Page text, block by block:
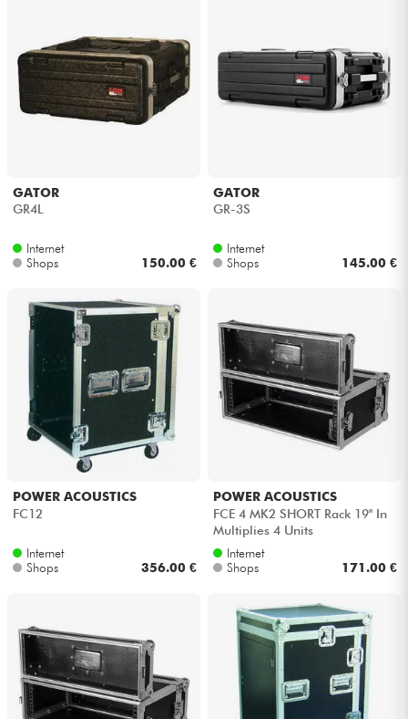
GATOR
GR4L
Internet
Shops
150.00 €
GATOR
GR-3S
Internet
Shops
145.00 €
POWER ACOUSTICS
FC12
Internet
Shops
356.00 €
POWER ACOUSTICS
FCE 4 MK2 SHORT Rack 19'' In
Multiplies 4 Units
Internet
Shops
171.00 €